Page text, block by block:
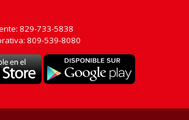
829-733-5838
809-539-8080